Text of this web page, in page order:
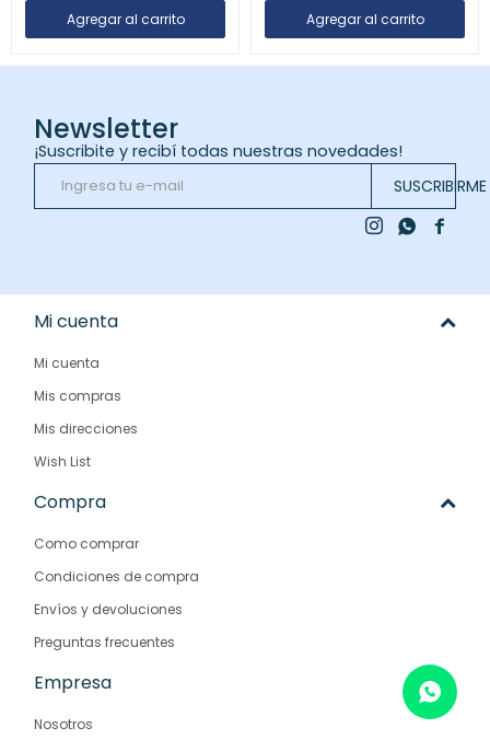
Newsletter
¡Suscribite y recibí todas nuestras novedades!
SUSCRIBIRME

 
Mi cuenta
Mi cuenta
Mis compras
Mis direcciones
Wish List
Compra
Como comprar
Condiciones de compra
Envíos y devoluciones
Preguntas frecuentes
Empresa
Nosotros